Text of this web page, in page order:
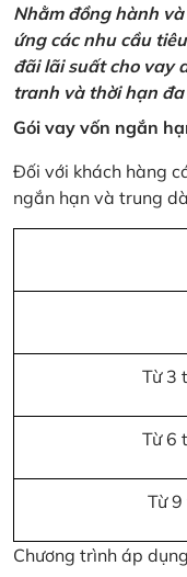
Nhằm đồng hành
ứng các nhu cầu
đãi lãi suất cho vay
tranh và thời hạn
Gói vay vốn ngắn
Đối với khách hàng
ngắn hạn và trung
Từ 3
Từ 6
Từ
Chương trình áp